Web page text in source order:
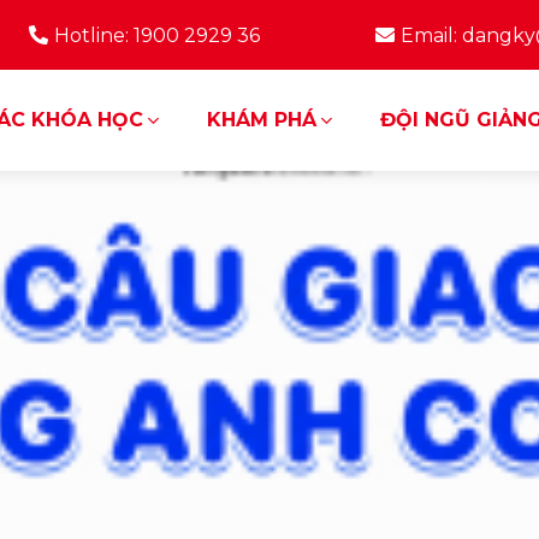
Hotline: 1900 2929 36 Email:
KHÓA HỌC KHÁM PHÁ ĐỘI NGŨ